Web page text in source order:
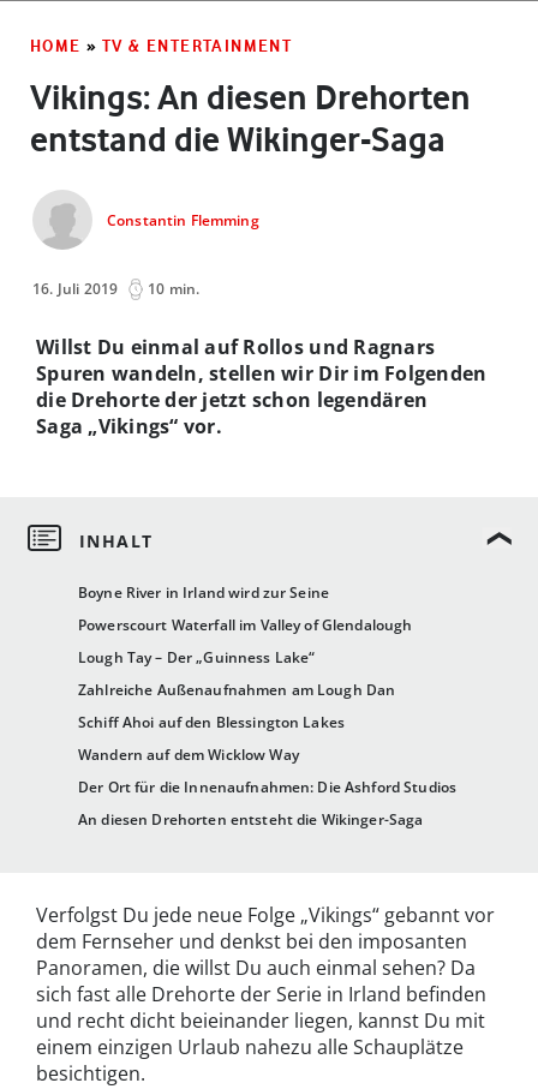
HOME » TV & ENTERTAINMENT
Vikings: An diesen Drehorten
entstand die Wikinger-Saga
Constantin Flemming
16. Juli 2019 10 min.
Boyne River in Irland wird zur Seine
Powerscourt Waterfall im Valley of Glendalough
Lough Tay – Der „Guinness Lake“
Zahlreiche Außenaufnahmen am Lough Dan
Schiff Ahoi auf den Blessington Lakes
Wandern auf dem Wicklow Way
Der Ort für die Innenaufnahmen: Die Ashford Studios
An diesen Drehorten entsteht die Wikinger-Saga
Willst Du einmal auf Rollos und Ragnars
Spuren wandeln, stellen wir Dir im Folgenden
die Drehorte der jetzt schon legendären
Saga „Vikings“ vor.
Verfolgst Du jede neue Folge „Vikings“ gebannt vor
dem Fernseher und denkst bei den imposanten
Panoramen, die willst Du auch einmal sehen? Da
sich fast alle Drehorte der Serie in Irland befinden
und recht dicht beieinander liegen, kannst Du mit
einem einzigen Urlaub nahezu alle Schauplätze
besichtigen.